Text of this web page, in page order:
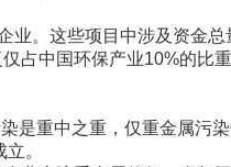
。这些项目中涉及资金总
中国环保产业10%的比
重中之重，仅重金属污
。